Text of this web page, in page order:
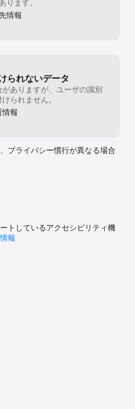
ります。
情報
られないデータ
ありますが、ユーザの識別
られません。
情報
プライバシー慣行が異なる場合
トしているアクセシビリティ機
報